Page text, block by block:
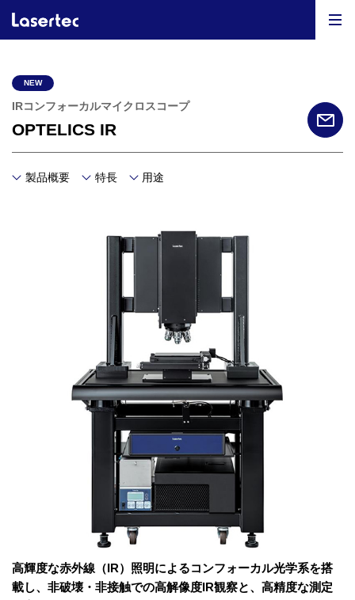
IRコンフォーカルマイクロスコープ
OPTELICS IR
NEW
製品概要 特長 用途
高輝度な赤外線（IR）照明によるコンフォーカル光学系を搭
載し、非破壊・非接触での高解像度IR観察と、高精度な測定